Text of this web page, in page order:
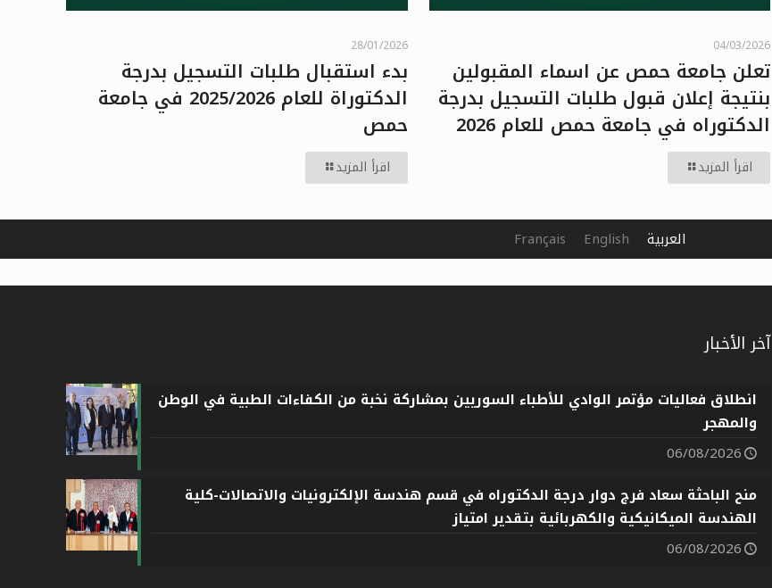
04/03/2026
تعلن جامعة حمص عن اسماء المقبولين
بنتيجة إعلان قبول طلبات التسجيل بدرجة
الدكتوراه في جامعة حمص للعام 2026
اقرأ المزيد
28/01/2026
بدء استقبال طلبات التسجيل بدرجة
الدكتوراة للعام 2025/2026 في جامعة
حمص
اقرأ المزيد
آخر الأخبار
انطلاق فعاليات مؤتمر الوادي للأطباء السوريين بمشاركة نخبة من الكفاءات الطبية في الوطن
والمهجر
06/08/2026
منح الباحثة سعاد فرج دوار درجة الدكتوراه في قسم هندسة الإلكترونيات والاتصالات-كلية
الهندسة الميكانيكية والكهربائية بتقدير امتياز
06/08/2026
العربية English
Français